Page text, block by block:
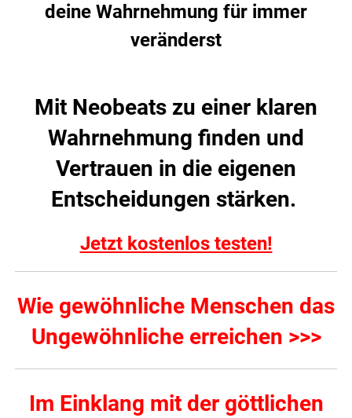
deine Wahrnehmung für immer
veränderst
Mit Neobeats zu einer klaren
Wahrnehmung finden und
Vertrauen in die eigenen
Entscheidungen stärken.
Jetzt kostenlos testen!
Wie gewöhnliche Menschen das
Ungewöhnliche erreichen >>>
Im Einklang mit der göttlichen